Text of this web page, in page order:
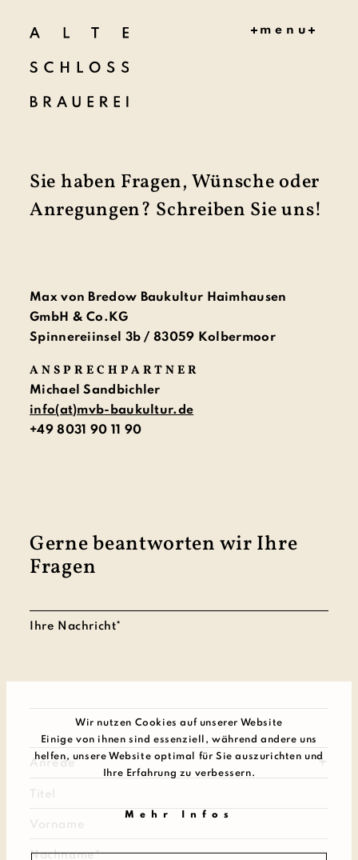
Wir nutzen Cookies auf unserer Website
Einige von ihnen sind essenziell, während andere uns
helfen, unsere Website optimal für Sie auszurichten und
Ihre Erfahrung zu verbessern.
Mehr Infos
menu
AKTUELL
KONTAK
Sie haben Fragen, Wünsche oder
Anregungen? Schreiben Sie uns!
Max von Bredow Baukultur Haimhausen
GmbH & Co.KG
Spinnereiinsel 3b / 83059 Kolbermoor
ANSPRECHPARTNER
Michael Sandbichler
info(at)mvb-baukultur.de
+49 8031 90 11 90
Gerne beantworten wir Ihre
Fragen
Anrede*